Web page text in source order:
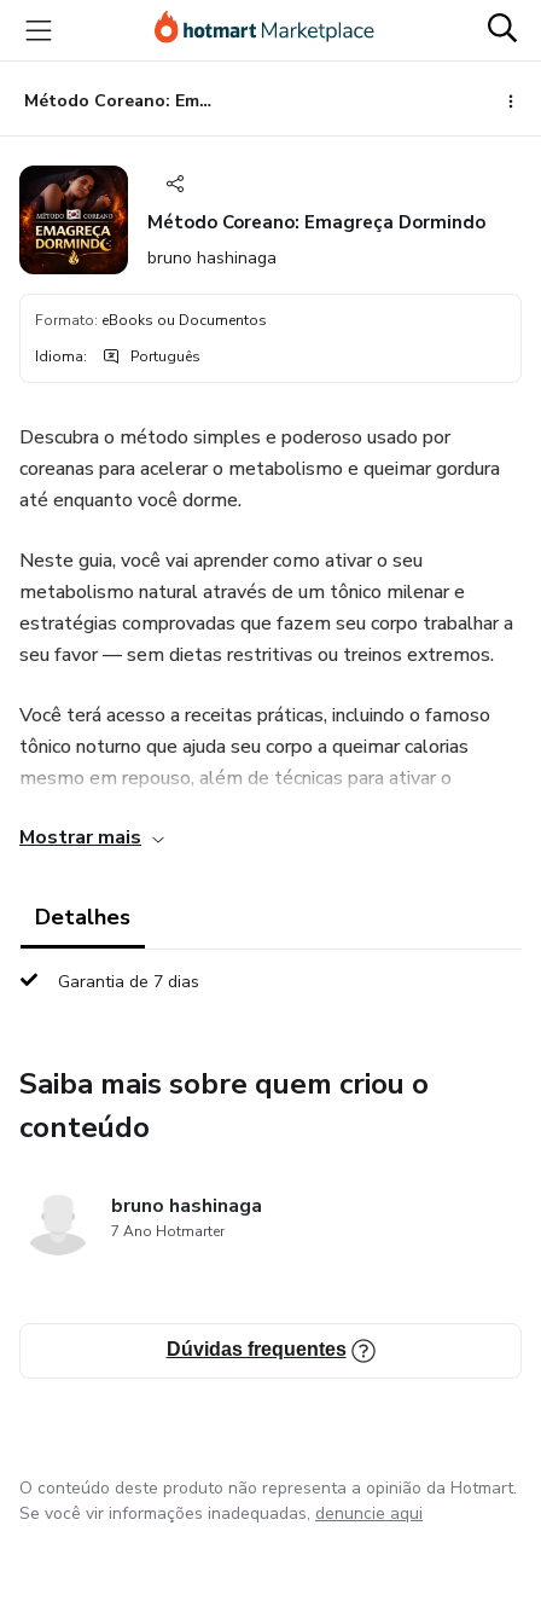
para
conteúdo
principal
para
pagamento
para
rodapé
Método Coreano: Emagreça Dormindo
Método Coreano: Emagreça Dormindo
bruno hashinaga
Formato: eBooks ou Documentos
Idioma: Português
Descubra o método simples e poderoso usado por
coreanas para acelerar o metabolismo e queimar gordura
até enquanto você dorme.
Neste guia, você vai aprender como ativar o seu
metabolismo natural através de um tônico milenar e
estratégias comprovadas que fazem seu corpo trabalhar a
seu favor — sem dietas restritivas ou treinos extremos.
Você terá acesso a receitas práticas, incluindo o famoso
tônico noturno que ajuda seu corpo a queimar calorias
mesmo em repouso, além de técnicas para ativar o
efeito sanfona.
inteligente, esse método foi feito para você
Mostrar mais
Detalhes
Garantia de 7 dias
Saiba mais sobre quem criou o
conteúdo
bruno hashinaga
7 Ano Hotmarter
Dúvidas frequentes
O conteúdo deste produto não representa a opinião da Hotmart.
Se você vir informações inadequadas, denuncie aqui